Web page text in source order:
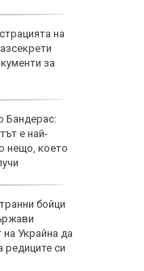
на
за
Бандерас:
е най-
нещо, което
бойци
на Украйна да
редиците си